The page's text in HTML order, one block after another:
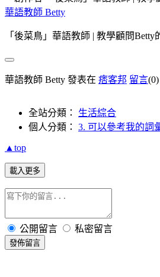
華語教師 Betty
「後菜鳥」華語教師 | 教學顧問
華語教師 Betty 發表在 痞客邦 留言(0)
全站分類： 生活綜合
個人分類： 3. 可以參考我的詞
▲top
載入更多
公開留言 私密留言
發佈留言